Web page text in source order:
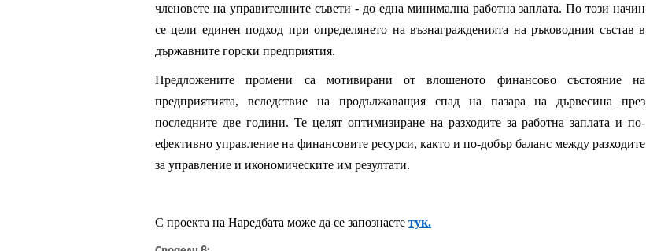
членовете на управителните съвети - до една минимална работна заплата. По този начин
се цели единен подход при определянето на възнагражденията на ръководния състав в
държавните горски предприятия.
Предложените промени са мотивирани от влошеното финансово състояние на
предприятията, вследствие на продължаващия спад на пазара на дървесина през
последните две години. Те целят оптимизиране на разходите за работна заплата и по-
ефективно управление на финансовите ресурси, както и по-добър баланс между разходите
за управление и икономическите им резултати.
С проекта на Наредбата може да се запознаете тук.